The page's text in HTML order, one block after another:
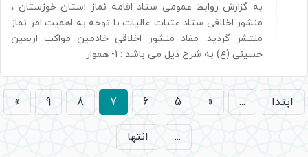
به گزارش روابط عمومی ستاد اقامه نماز استان خوزستان ،
منشور اخلاقی ستاد عتبات عالیات با توجه به اهمیت امر نماز
منتشر گردید. مفاد منشور اخلاقی خادمین مواکب اربعین
حسینی (ع) به شرح ذیل می باشد : 1- هموار
ابتدا ...
«
5
6
7
8
9
»
... انتها